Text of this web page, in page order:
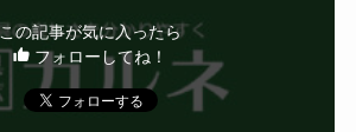
この記事が気に入ったら
フォローしてね！